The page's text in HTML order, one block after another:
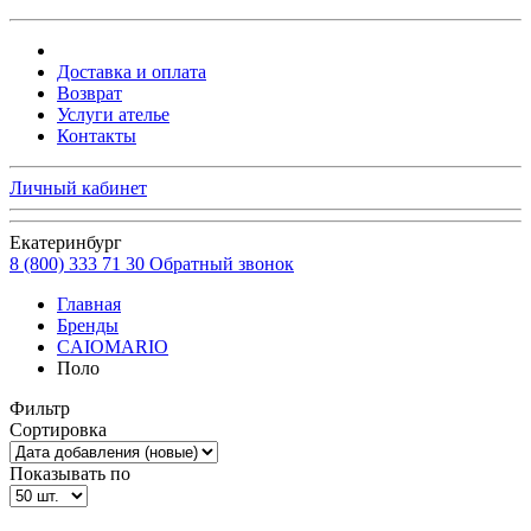
Доставка и оплата
Возврат
Услуги ателье
Контакты
Личный кабинет
Екатеринбург
8 (800) 333 71 30 Обратный звонок
Главная
Бренды
CAIOMARIO
Поло
Фильтр
Сортировка
Показывать по